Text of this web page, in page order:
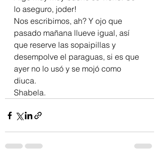
lo aseguro, joder!
Nos escribimos, ah? Y ojo que
pasado mañana llueve igual, así
que reserve las sopaipillas y
desempolve el paraguas, si es que
ayer no lo usó y se mojó como
diuca.
Shabela.